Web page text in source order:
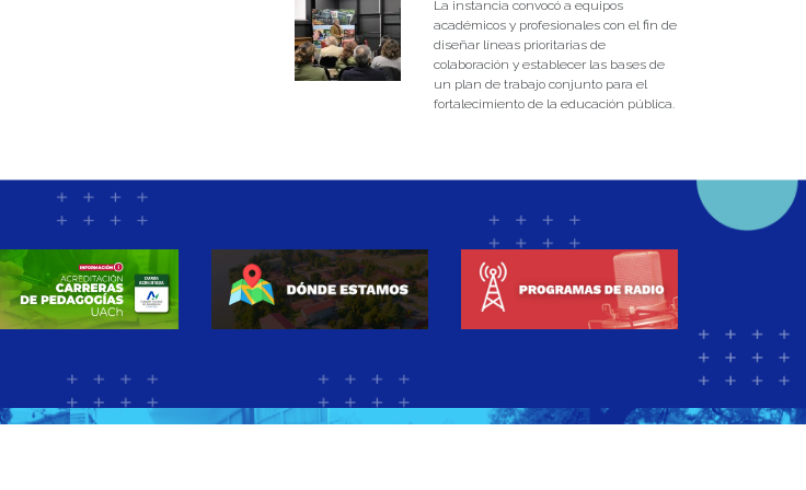
La instancia convocó a equipos
académicos y profesionales con el fin de
diseñar líneas prioritarias de
colaboración y establecer las bases de
un plan de trabajo conjunto para el
fortalecimiento de la educación pública.